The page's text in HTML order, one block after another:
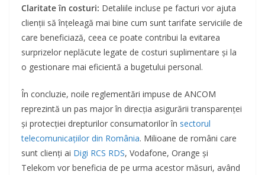
Claritate în costuri: Detaliile incluse pe facturi vor ajuta
clienții să înțeleagă mai bine cum sunt tarifate serviciile de
care beneficiază, ceea ce poate contribui la evitarea
surprizelor neplăcute legate de costuri suplimentare și la
o gestionare mai eficientă a bugetului personal.
În concluzie, noile reglementări impuse de ANCOM
reprezintă un pas major în direcția asigurării transparenței
și protecției drepturilor consumatorilor în sectorul
telecomunicațiilor din România. Milioane de români care
sunt clienți ai Digi RCS RDS, Vodafone, Orange și
Telekom vor beneficia de pe urma acestor măsuri, având